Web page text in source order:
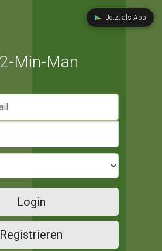
Jetzt als App
2-Min-Man
Login
Registrieren